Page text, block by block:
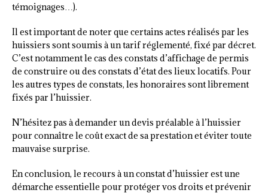
témoignages…).
Il est important de noter que certains actes réalisés par les
huissiers sont soumis à un tarif réglementé, fixé par décret.
C’est notamment le cas des constats d’affichage de permis
de construire ou des constats d’état des lieux locatifs. Pour
les autres types de constats, les honoraires sont librement
fixés par l’huissier.
N’hésitez pas à demander un devis préalable à l’huissier
pour connaître le coût exact de sa prestation et éviter toute
mauvaise surprise.
En conclusion, le recours à un constat d’huissier est une
démarche essentielle pour protéger vos droits et prévenir